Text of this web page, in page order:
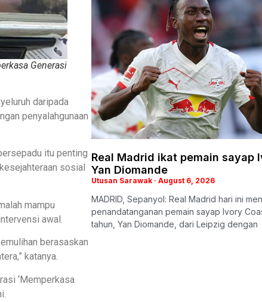
Generasi
daripada
penyalahgunaan
itu penting
sosial
mampu
awal.
berasaskan
katanya.
‘Memperkasa
Real Madrid ikat pemain sayap
Yan Diomande
Utusan Sarawak August 6, 2026
MADRID, Sepanyol: Real Madrid hari ini
penandatanganan pemain sayap Ivory
tahun, Yan Diomande, dari Leipzig dengan